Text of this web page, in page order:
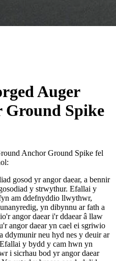
Auger
Ground Spike
Anchor Ground Spike fel
gosod yr angor daear, a bennir
y strwythur. Efallai y
am ddefnyddio llwythwr,
yn dibynnu ar fath a
angor daear i'r ddaear â llaw
angor daear yn cael ei sgriwio
ddymunir neu hyd nes y deuir ar
y bydd y cam hwn yn
i sicrhau bod yr angor daear